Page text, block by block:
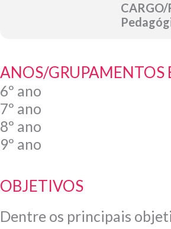
ANOS/GRUPAMENTOS
6º ano
7º ano
8º ano
9º ano
OBJETIVOS
Dentre os principais